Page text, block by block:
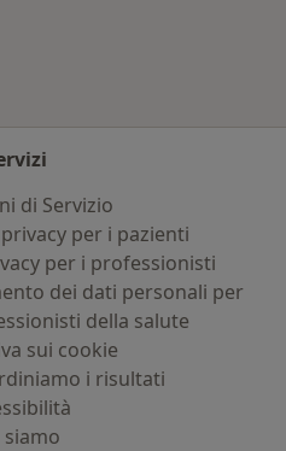
di Servizio
per i pazienti
per i professionisti
dei dati personali per
della salute
sui cookie
i risultati
siamo